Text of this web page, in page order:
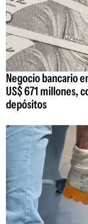
Negocio bancario
US$ 671 millones,
depósitos